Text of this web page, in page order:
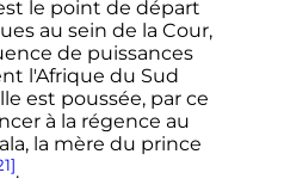
le point de départ
au sein de la Cour,
de puissances
l'Afrique du Sud
est poussée, par ce
à la régence au
la mère du prince
.